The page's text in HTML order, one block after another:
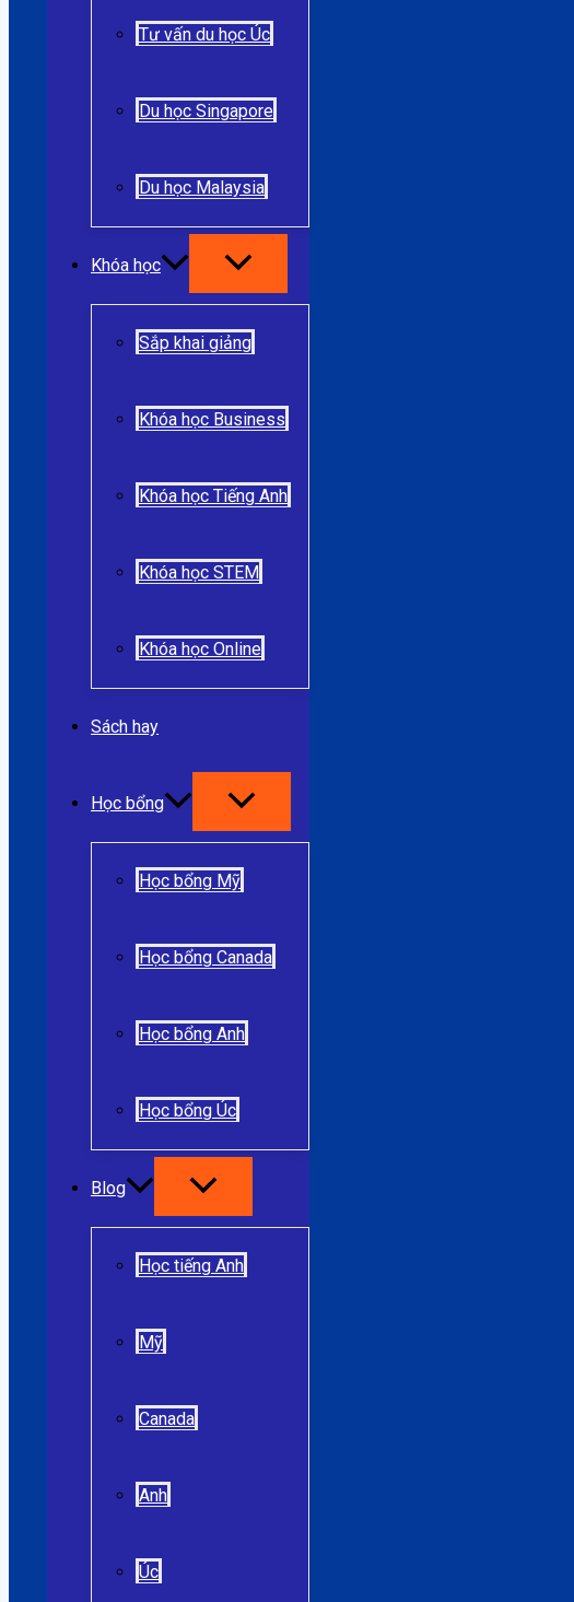
Tư vấn du học Úc
Du học Singapore
Du học Malaysia
Khóa học
Sắp khai giảng
Khóa học Business
Khóa học Tiếng Anh
Khóa học STEM
Khóa học Online
Sách hay
Học bổng
Học bổng Mỹ
Học bổng Canada
Học bổng Anh
Học bổng Úc
Blog
Học tiếng Anh
Mỹ
Canada
Anh
Úc